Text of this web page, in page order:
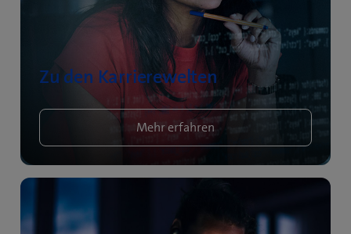
Zu den Karrierewelten
Mehr erfahren